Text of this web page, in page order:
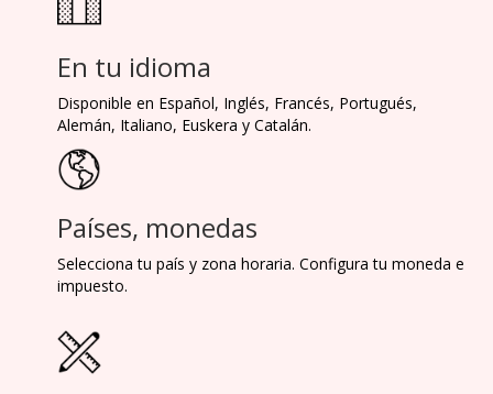
En tu idioma
Disponible en Español, Inglés, Francés, Portugués,
Alemán, Italiano, Euskera y Catalán.
Países, monedas
Selecciona tu país y zona horaria. Configura tu moneda e
impuesto.